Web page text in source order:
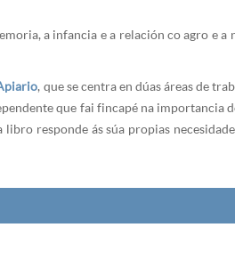
a infancia e a relación co agro e
, que se centra en dúas áreas de
que fai fincapé na
responde ás súa propias